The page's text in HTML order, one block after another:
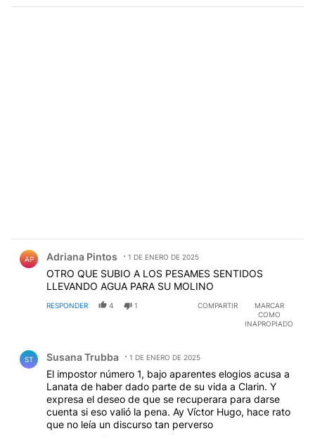
AP Adriana Pintos 1 DE ENERO DE 2025
OTRO QUE SUBIO A LOS PESAMES SENTIDOS
LLEVANDO AGUA PARA SU MOLINO
RESPONDER 4 1 COMPARTIR
MARCAR
COMO
INAPROPIADO
ST Susana Trubba 1 DE ENERO DE 2025
El impostor número 1, bajo aparentes elogios acusa a
Lanata de haber dado parte de su vida a Clarin. Y
expresa el deseo de que se recuperara para darse
cuenta si eso valió la pena. Ay Víctor Hugo, hace rato
que no leía un discurso tan perverso